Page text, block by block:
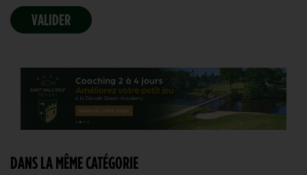
DANS LA MÊME CATÉGORIE